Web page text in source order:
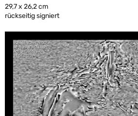
29,7 x 26,2 cm
rückseitig signiert